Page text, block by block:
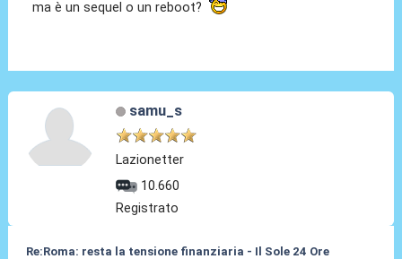
ma è un sequel o un reboot?
samu_s
Lazionetter
10.660
Registrato
Re:Roma: resta la tensione finanziaria - Il Sole 24 Ore